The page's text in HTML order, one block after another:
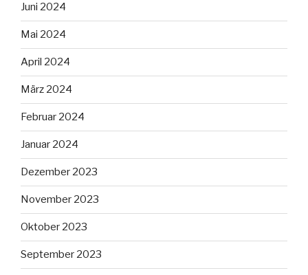
Juni 2024
Mai 2024
April 2024
März 2024
Februar 2024
Januar 2024
Dezember 2023
November 2023
Oktober 2023
September 2023